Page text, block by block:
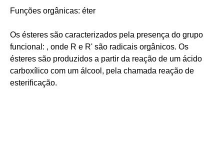
Funções orgânicas: éter
Os ésteres são caracterizados pela presença do grupo
funcional: , onde R e R' são radicais orgânicos. Os
ésteres são produzidos a partir da reação de um ácido
carboxílico com um álcool, pela chamada reação de
esterificação.